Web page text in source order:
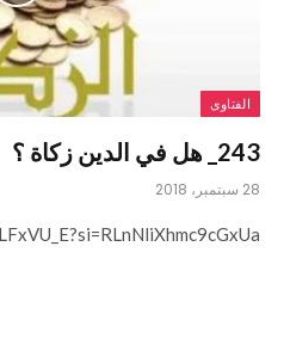
الفتاوى
243_ هل في الدين زكاة ؟
28 سبتمبر، 2018